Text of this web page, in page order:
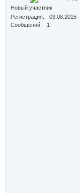
Новый участник
Регистрация
03.08.2015
Сообщений
1